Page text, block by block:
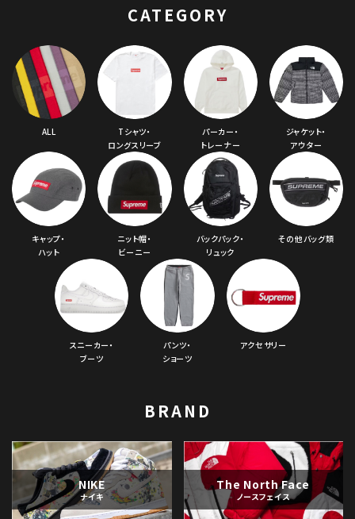
CATEGORY
ALL
Tシャツ・
ロングスリーブ
パーカー・
トレーナー
ジャケット・
アウター
キャップ・
ハット
ニット帽・
ビーニー
バックパック・
リュック
その他バッグ類
スニーカー・
ブーツ
パンツ・
ショーツ
アクセサリー
BRAND
NIKE
ナイキ
The North Face
ノースフェイス